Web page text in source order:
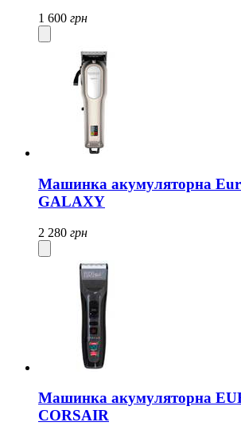
1 600 грн
Машинка акумуляторна
GALAXY
2 280 грн
Машинка акумуляторна
CORSAIR